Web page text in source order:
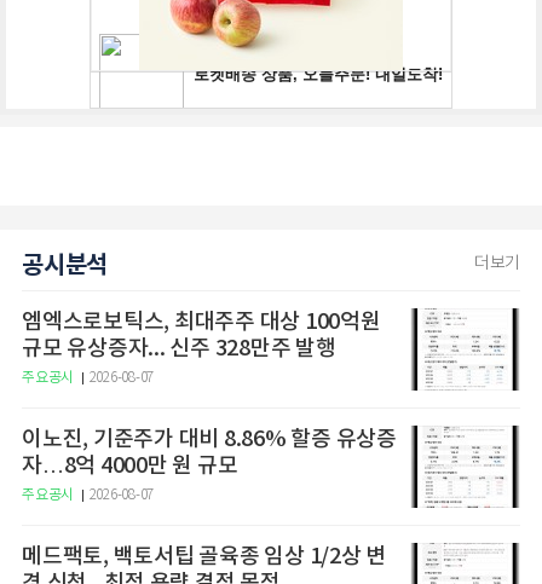
공시분석 더보기
엠엑스로보틱스, 최대주주 대상 100억원
규모 유상증자... 신주 328만주 발행
주요공시 2026-08-07
이노진, 기준주가 대비 8.86% 할증 유상증
자…8억 4000만 원 규모
주요공시 2026-08-07
메드팩토, 백토서팁 골육종 임상 1/2상 변